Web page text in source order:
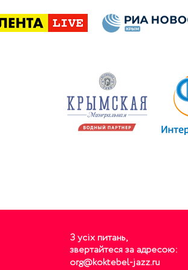
З усiх питань,
звертайтеся за адресою:
org@koktebel-jazz.ru